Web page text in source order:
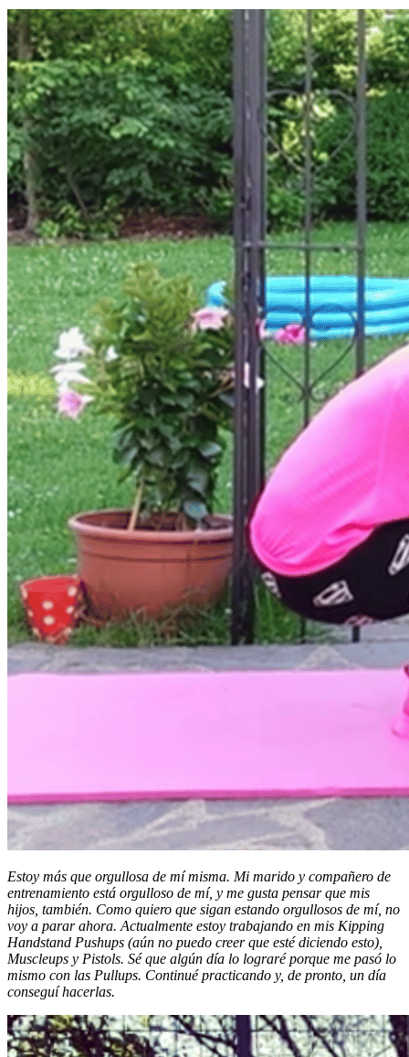
Estoy más que orgullosa de mí misma. Mi marido y compañero de
entrenamiento está orgulloso de mí, y me gusta pensar que mis
hijos, también. Como quiero que sigan estando orgullosos de mí, no
voy a parar ahora. Actualmente estoy trabajando en mis Kipping
Handstand Pushups (aún no puedo creer que esté diciendo esto),
Muscleups y Pistols. Sé que algún día lo lograré porque me pasó lo
mismo con las Pullups. Continué practicando y, de pronto, un día
conseguí hacerlas.